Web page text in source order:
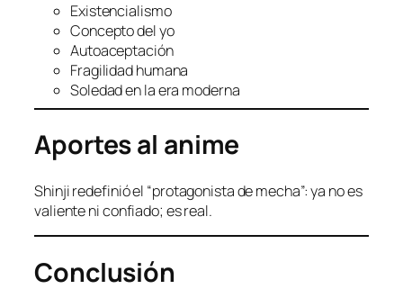
Existencialismo
Concepto del yo
Autoaceptación
Fragilidad humana
Soledad en la era moderna
Aportes al anime
Shinji redefinió el “protagonista de mecha”: ya no es
valiente ni confiado; es real.
Conclusión